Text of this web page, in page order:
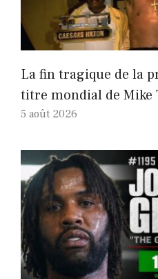
La fin tragique de la
titre mondial de Mike
5 août 2026